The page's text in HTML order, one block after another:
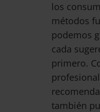
los
métodos
podemos
cada
primero.
también